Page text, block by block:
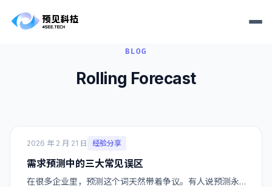
BLOG
Rolling Forecast
2026 年 2 月 21 日 经验分享
需求预测中的三大常见误区
在很多企业里，预测这个词天然带着争议。有人说预测永…